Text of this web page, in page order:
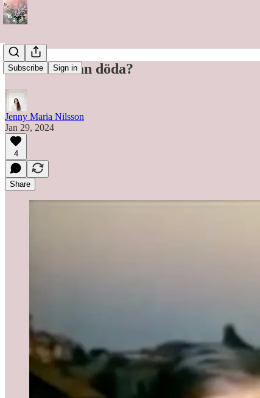
Subscribe Sign in
Vilka får man döda?
Jenny Maria Nilsson
Jan 29, 2024
4
Share